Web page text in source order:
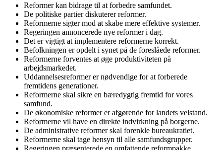
Reformer kan bidrage til at forbedre samfundet.
De politiske partier diskuterer reformer.
Reformerne sigter mod at skabe mere effektive systemer.
Regeringen annoncerede nye reformer i dag.
Det er vigtigt at implementere reformerne korrekt.
Befolkningen er opdelt i synet på de foreslåede reformer.
Reformerne forventes at øge produktiviteten på
arbejdsmarkedet.
Uddannelsesreformer er nødvendige for at forberede
fremtidens generationer.
Reformerne skal sikre en bæredygtig fremtid for vores
samfund.
De økonomiske reformer er afgørende for landets velstand.
Reformerne vil have en direkte indvirkning på borgerne.
De administrative reformer skal forenkle bureaukratiet.
Reformerne skal tage hensyn til alle samfundsgrupper.
Regeringen præsenterede en omfattende reformpakke.